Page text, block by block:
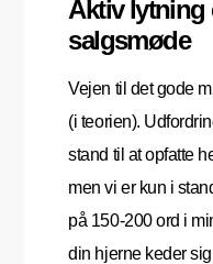
Aktiv lytning
salgsmøde
Vejen til det gode
(i teorien).
stand til at opfatte
men vi er kun i
på 150-200 ord i
din hjerne keder